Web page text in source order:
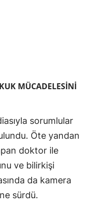
MÜCADELESİNİ
sorumlular
Öte yandan
doktor ile
ve bilirkişi
da kamera
sürdü.